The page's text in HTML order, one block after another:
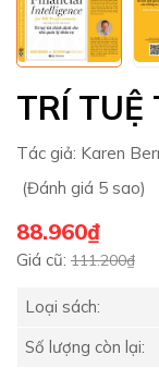
TRÍ TUỆ
Tác giả: Karen
(Đánh giá 5 sao)
88.960₫
Giá cũ: 111.200₫
Loại sách:
Số lượng còn lại: